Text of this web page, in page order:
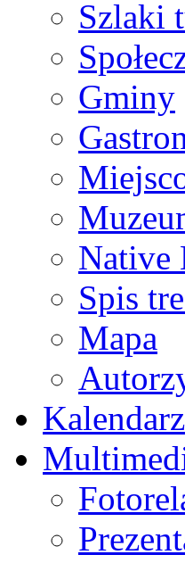
Szlaki
Gminy
Native
Spis
Mapa
Kalendarz